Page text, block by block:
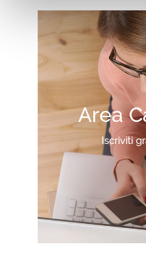
Area
Iscriviti